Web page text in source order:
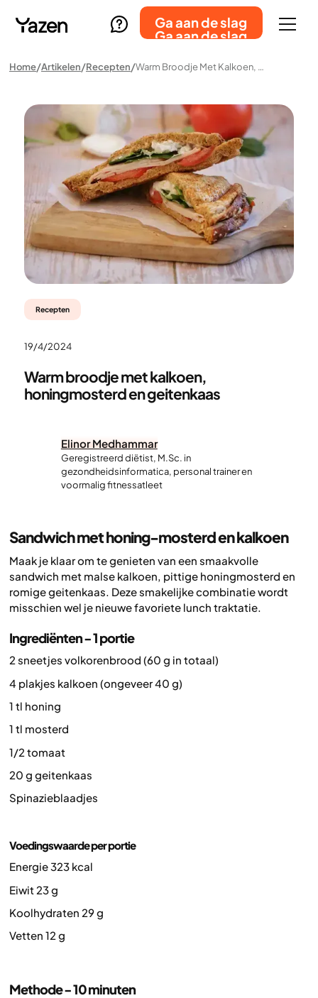
Ga aan de slag
Ga aan de slag
Home Artikelen Recepten Warm Broodje Met Kalkoen, Honingmosterd En Geitenkaas
Recepten
19/4/2024
Warm broodje met kalkoen,
honingmosterd en geitenkaas
Elinor Medhammar
Geregistreerd diëtist, M.Sc. in
gezondheidsinformatica, personal trainer en
voormalig fitnessatleet
Sandwich met honing-mosterd en kalkoen
Maak je klaar om te genieten van een smaakvolle
sandwich met malse kalkoen, pittige honingmosterd en
romige geitenkaas. Deze smakelijke combinatie wordt
misschien wel je nieuwe favoriete lunch traktatie.
Ingrediënten - 1 portie
2 sneetjes volkorenbrood (60 g in totaal)
4 plakjes kalkoen (ongeveer 40 g)
1 tl honing
1 tl mosterd
1/2 tomaat
20 g geitenkaas
Spinazieblaadjes
Voedingswaarde per portie
Energie 323 kcal
Eiwit 23 g
Koolhydraten 29 g
Vetten 12 g
Methode - 10 minuten